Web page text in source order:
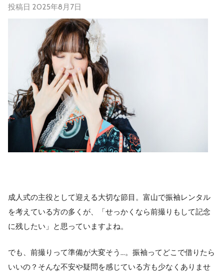
投稿日 2025年8月7日
成人式の主役として迎える大切な節目。富山で振袖レンタル
を考えている方の多くが、「せっかくなら前撮りもして記念
に残したい」と思っていますよね。
でも、前撮りって準備が大変そう…。振袖ってどこで借りたら
いいの？そんな不安や疑問を感じている方も少なくありませ